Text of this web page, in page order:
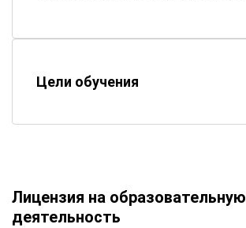
Цели обучения
Лицензия на образовательную
деятельность